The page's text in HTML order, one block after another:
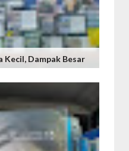
Kecil, Dampak Besar